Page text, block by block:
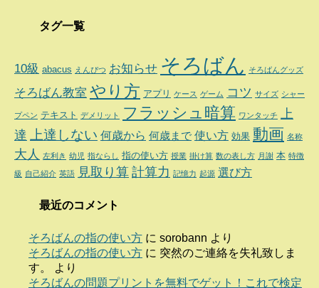
タグ一覧
10級 abacus えんぴつ お知らせ そろばん そろばんグッズ
そろばん教室 やり方 アプリ ケース ゲーム コツ サイズ シャー
プペン テキスト デメリット フラッシュ暗算 ワンタッチ
上
達
上達しない 何歳から 何歳まで 使い方 効果 動画 名称
大人 左利き 幼児 指ならし 指の使い方 授業 掛け算 数の表し方 月謝 本 特徴
級 自己紹介 英語 見取り算計算力 記憶力 起源 選び方
最近のコメント
そろばんの指の使い方 に sorobann より
そろばんの指の使い方 に 突然のご連絡を失礼致しま
す。
より
そろばんの問題プリントを無料でゲット！これで検定